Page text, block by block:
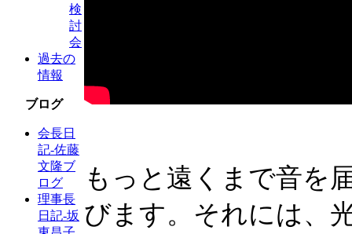
検
討
会
過去の
情報
ブログ
会長日
記-佐藤
文隆ブ
ログ
理事長
日記-坂
もっと遠くまで音を
びます。それには、